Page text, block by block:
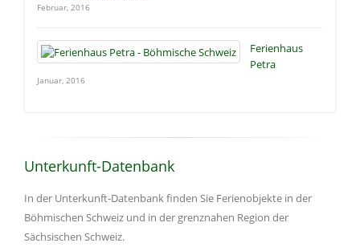
Februar, 2016
Ferienhaus
Petra
Januar, 2016
Unterkunft-Datenbank
In der Unterkunft-Datenbank finden Sie Ferienobjekte in der
Böhmischen Schweiz und in der grenznahen Region der
Sächsischen Schweiz.